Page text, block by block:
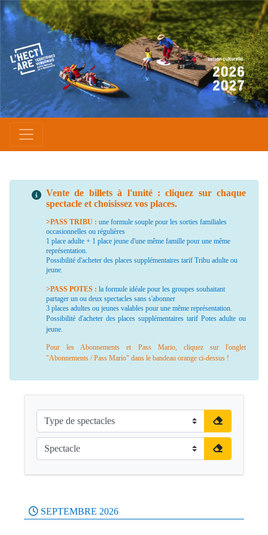
Vente de billets à l'unité : cliquez sur chaque
spectacle et choisissez vos places.
>PASS TRIBU : une formule souple pour les sorties familiales
occasionnelles ou régulières
1 place adulte + 1 place jeune d'une même famille pour une même
représentation.
Possibilité d'acheter des places supplémentaires tarif Tribu adulte ou
jeune.
>PASS POTES : la formule idéale pour les groupes souhaitant
partager un ou deux spectacles sans s'abonner
3 places adultes ou jeunes valables pour une même représentation.
Possibilité d'acheter des places supplémentaires tarif Potes adulte ou
jeune.
Pour les Abonnements et Pass Mario, cliquez sur l'onglet
"Abonnements / Pass Mario" dans le bandeau orange ci-dessus !
SEPTEMBRE 2026